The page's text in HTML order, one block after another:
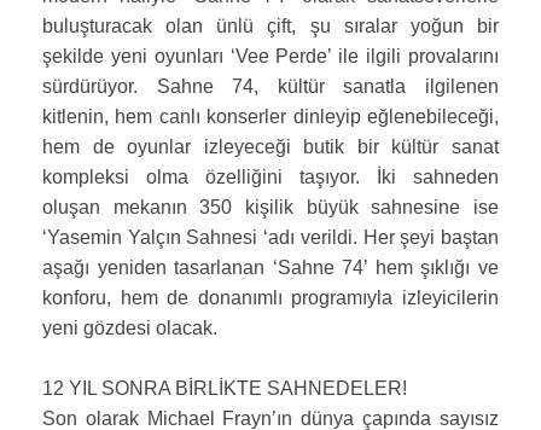
buluşturacak olan ünlü çift, şu sıralar yoğun bir
şekilde yeni oyunları ‘Vee Perde’ ile ilgili provalarını
sürdürüyor. Sahne 74, kültür sanatla ilgilenen
kitlenin, hem canlı konserler dinleyip eğlenebileceği,
hem de oyunlar izleyeceği butik bir kültür sanat
kompleksi olma özelliğini taşıyor. İki sahneden
oluşan mekanın 350 kişilik büyük sahnesine ise
‘Yasemin Yalçın Sahnesi ‘adı verildi. Her şeyi baştan
aşağı yeniden tasarlanan ‘Sahne 74’ hem şıklığı ve
konforu, hem de donanımlı programıyla izleyicilerin
yeni gözdesi olacak.
12 YIL SONRA BİRLİKTE SAHNEDELER!
Son olarak Michael Frayn’ın dünya çapında sayısız